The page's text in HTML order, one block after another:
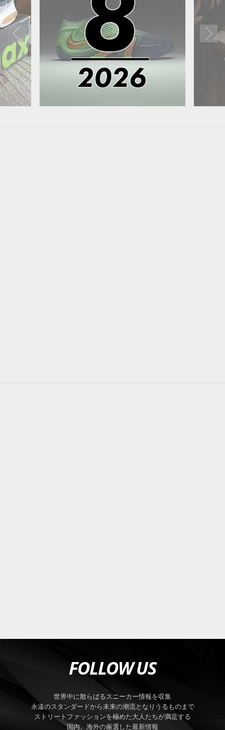
FOLLOW US
世界中に散らばるスニーカー情報を収集
永遠のスタンダードから未来の潮流となりうるものまで
ストリートファッションを極めた大人たちが満足する
国内、海外の厳選した最新情報